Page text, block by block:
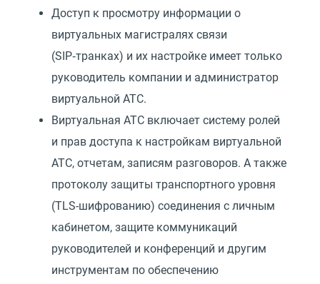
Доступ к просмотру информации о
виртуальных магистралях связи
(SIP‑транках) и их настройке имеет только
руководитель компании и администратор
виртуальной АТС.
Виртуальная АТС включает систему ролей
и прав доступа к настройкам виртуальной
АТС, отчетам, записям разговоров. А также
протоколу защиты транспортного уровня
(TLS-шифрованию) соединения с личным
кабинетом, защите коммуникаций
руководителей и конференций и другим
инструментам по обеспечению